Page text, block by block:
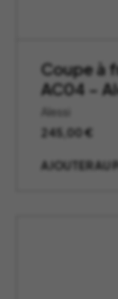
Coupe à
AC04 –
Alessi
245,00€
AJOUTER AU